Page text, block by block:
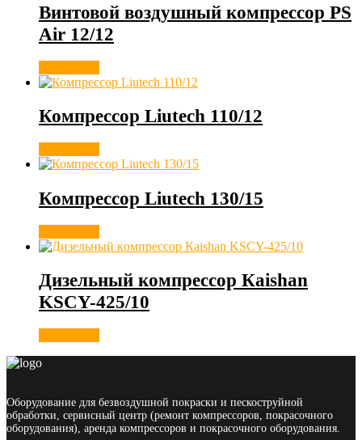
Винтовой воздушный компрессор PS
Air 12/12
Компрессор Liutech 110/12
Компрессор Liutech 130/15
Дизeльный кoмпpeccoр Каishаn
KSCY-425/10
Оборудование для безвоздушной покраски и пескоструйной
обработки, сервисный центр (ремонт компрессоров, покрасочного
оборудования), аренда компрессоров и покрасочного оборудования.